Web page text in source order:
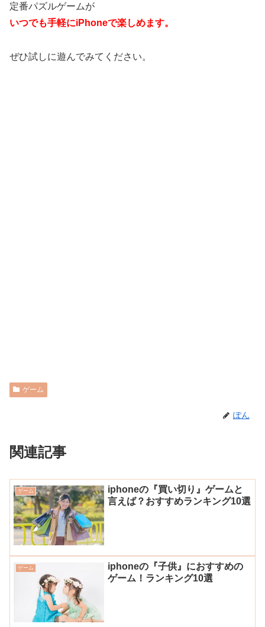
定番パズルゲームが
いつでも手軽にiPhoneで楽しめます。
ぜひ試しに遊んでみてください。
ゲーム
ぽん
関連記事
ゲーム
iphoneの『買い切り』ゲームと
言えば？おすすめランキング10選
ゲーム
iphoneの『子供』におすすめの
ゲーム！ランキング10選